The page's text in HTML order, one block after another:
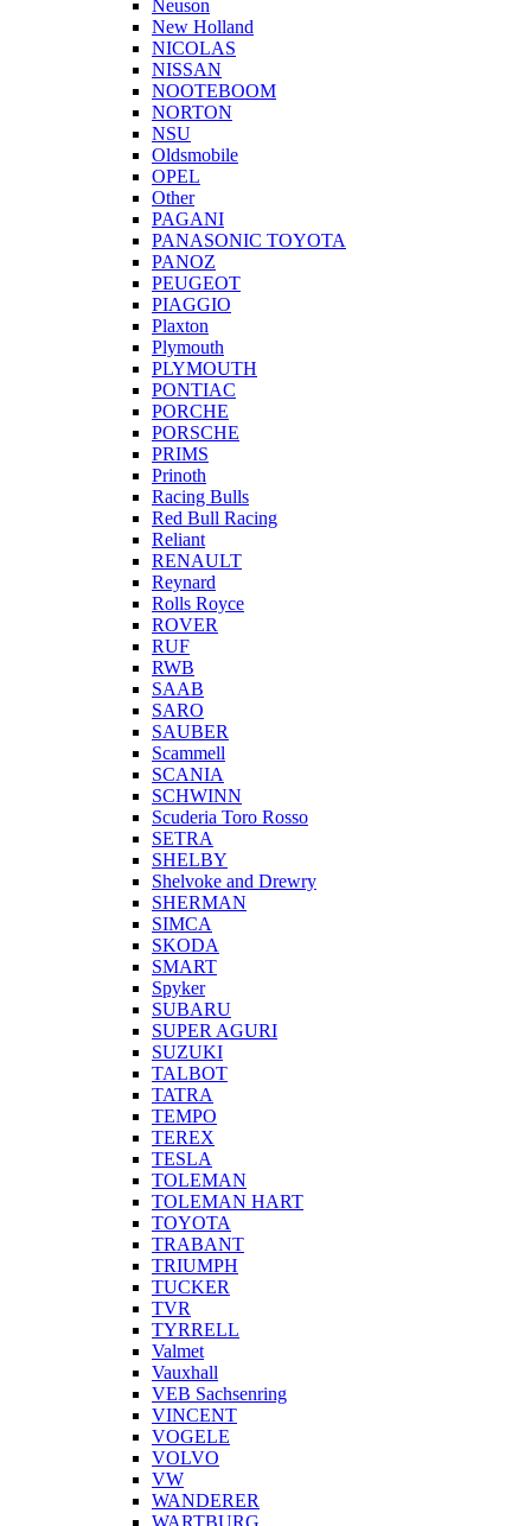
Neuson
New Holland
NICOLAS
NISSAN
NOOTEBOOM
NORTON
NSU
Oldsmobile
OPEL
Other
PAGANI
PANASONIC TOYOTA
PANOZ
PEUGEOT
PIAGGIO
Plaxton
Plymouth
PLYMOUTH
PONTIAC
PORCHE
PORSCHE
PRIMS
Prinoth
Racing Bulls
Red Bull Racing
Reliant
RENAULT
Reynard
Rolls Royce
ROVER
RUF
RWB
SAAB
SARO
SAUBER
Scammell
SCANIA
SCHWINN
Scuderia Toro Rosso
SETRA
SHELBY
Shelvoke and Drewry
SHERMAN
SIMCA
SKODA
SMART
Spyker
SUBARU
SUPER AGURI
SUZUKI
TALBOT
TATRA
TEMPO
TEREX
TESLA
TOLEMAN
TOLEMAN HART
TOYOTA
TRABANT
TRIUMPH
TUCKER
TVR
TYRRELL
Valmet
Vauxhall
VEB Sachsenring
VINCENT
VOGELE
VOLVO
VW
WANDERER